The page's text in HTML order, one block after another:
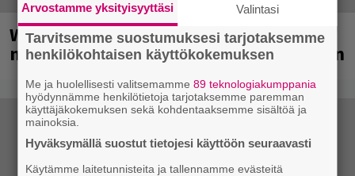
Weezer palaa Suomeen yli
neljännesvuosisadan odotuksen jälkeen
Arvostamme yksityisyyttäsi Valintasi
Tarvitsemme suostumuksesi tarjotaksemme
henkilökohtaisen käyttökokemuksen
Me ja huolellisesti valitsemamme89 teknologiakumppania
hyödynnämme henkilötietoja tarjotaksemme paremman
käyttäjäkokemuksen sekä kohdentaaksemme sisältöä ja
mainoksia.
Hyväksymällä suostut tietojesi käyttöön seuraavasti
Käytämme laitetunnisteita ja tallennamme evästeitä